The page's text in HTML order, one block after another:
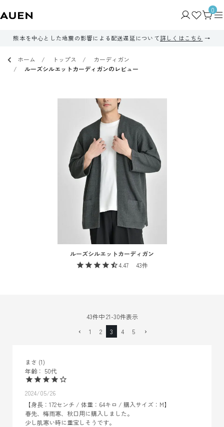
0
熊本を中心とした地震の影響による配送遅延について詳しくはこちら
ホーム トップス
カーディガン
ルーズシルエットカーディガンのレビュー
ルーズシルエットカーディガン
4.47
43
43件中 21-30件表示
1
2 3 4 5
まさ 1
50代
2024/05/26
【身長：172センチ / 体重：64キロ / 購入サイズ：M】
春先、梅雨寒、秋口用に購入しました。
少し肌寒い時に重宝しそうです。